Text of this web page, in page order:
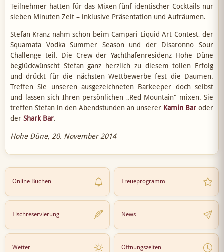
Teilnehmer hatten für das Mixen fünf identischer Cocktails nur
sieben Minuten Zeit – inklusive Präsentation und Aufräumen.
Stefan Kranz nahm schon beim Campari Liquid Art Contest, der
Squamata Vodka Summer Season und der Disaronno Sour
Challenge teil. Die Crew der Yachthafenresidenz Hohe Düne
beglückwünscht Stefan ganz herzlich zu diesem tollen Erfolg
und drückt für die nächsten Wettbewerbe fest die Daumen.
Treffen Sie unseren ausgezeichneten Barkeeper doch selbst
und lassen sich Ihren persönlichen „Red Mountain“ mixen. Sie
treffen Stefan in den Abendstunden an unserer Kamin Bar oder
der Shark Bar.
Hohe Düne, 20. November 2014
Online Buchen Treueprogramm
Tischreservierung News
Wetter Öffnungszeiten